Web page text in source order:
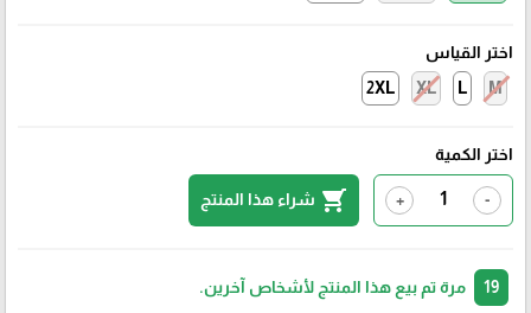
اختر القياس
M
L
XL
2XL
اختر الكمية
-
+
shopping_cart شراء هذا المنتج
مرة تم بيع هذا المنتج لأشخاص آخرين.